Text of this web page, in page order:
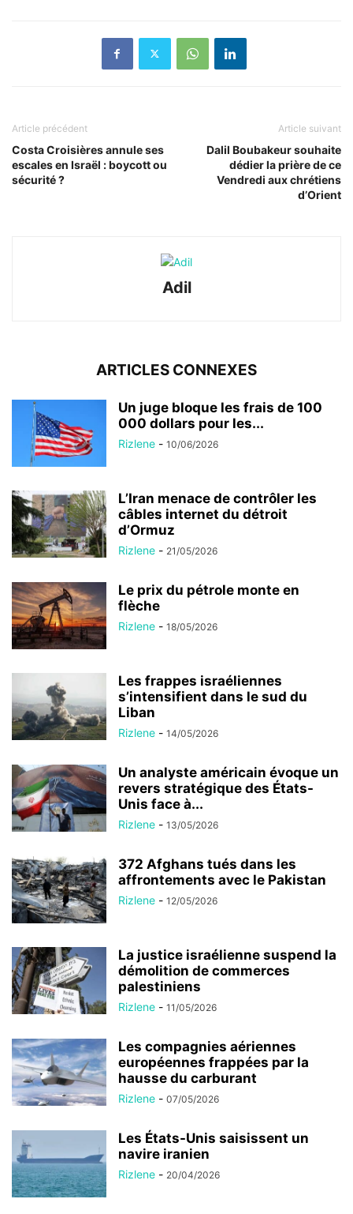
Article précédent
Costa Croisières annule ses
escales en Israël : boycott ou
sécurité ?
Article suivant
Dalil Boubakeur souhaite
dédier la prière de ce
Vendredi aux chrétiens
d’Orient
Adil
ARTICLES CONNEXES
Un juge bloque les frais de 100
000 dollars pour les...
Rizlene - 10/06/2026
L’Iran menace de contrôler les
câbles internet du détroit
d’Ormuz
Rizlene - 21/05/2026
Le prix du pétrole monte en
flèche
Rizlene - 18/05/2026
Les frappes israéliennes
s’intensifient dans le sud du
Liban
Rizlene - 14/05/2026
Un analyste américain évoque un
revers stratégique des États-
Unis face à...
Rizlene - 13/05/2026
372 Afghans tués dans les
affrontements avec le Pakistan
Rizlene - 12/05/2026
La justice israélienne suspend la
démolition de commerces
palestiniens
Rizlene - 11/05/2026
Les compagnies aériennes
européennes frappées par la
hausse du carburant
Rizlene - 07/05/2026
Les États-Unis saisissent un
navire iranien
Rizlene - 20/04/2026